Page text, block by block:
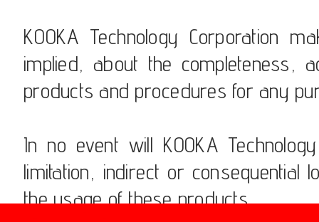
KOOKA Technology Corporation
implied, about the completeness,
products and procedures for any
In no event will KOOKA
limitation, indirect or
the usage of these products.